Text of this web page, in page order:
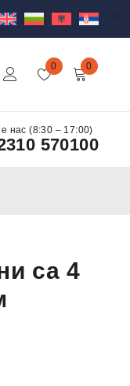
0 0
нас (8:30 – 17:00)
570100
са 4